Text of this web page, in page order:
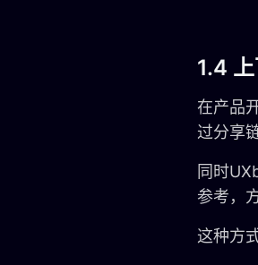
1.4
在产品
过分享
同时
参考，
这种方